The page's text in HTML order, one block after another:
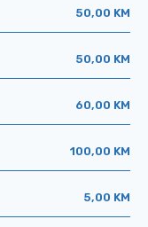
50,00 KM
50,00 KM
60,00 KM
100,00 KM
5,00 KM